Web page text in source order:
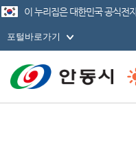
이 누리집은 대한민국 공식전
포털바로가기